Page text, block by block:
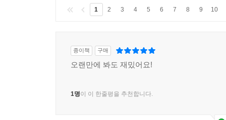
1 2 3 4 5 6 7 8 9 10
종이책 구매
오랜만에 봐도 재밌어요!
1명이 이 한줄평을 추천합니다.